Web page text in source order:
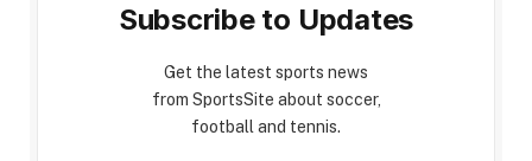
Subscribe to Updates
Get the latest sports news
from SportsSite about soccer,
football and tennis.